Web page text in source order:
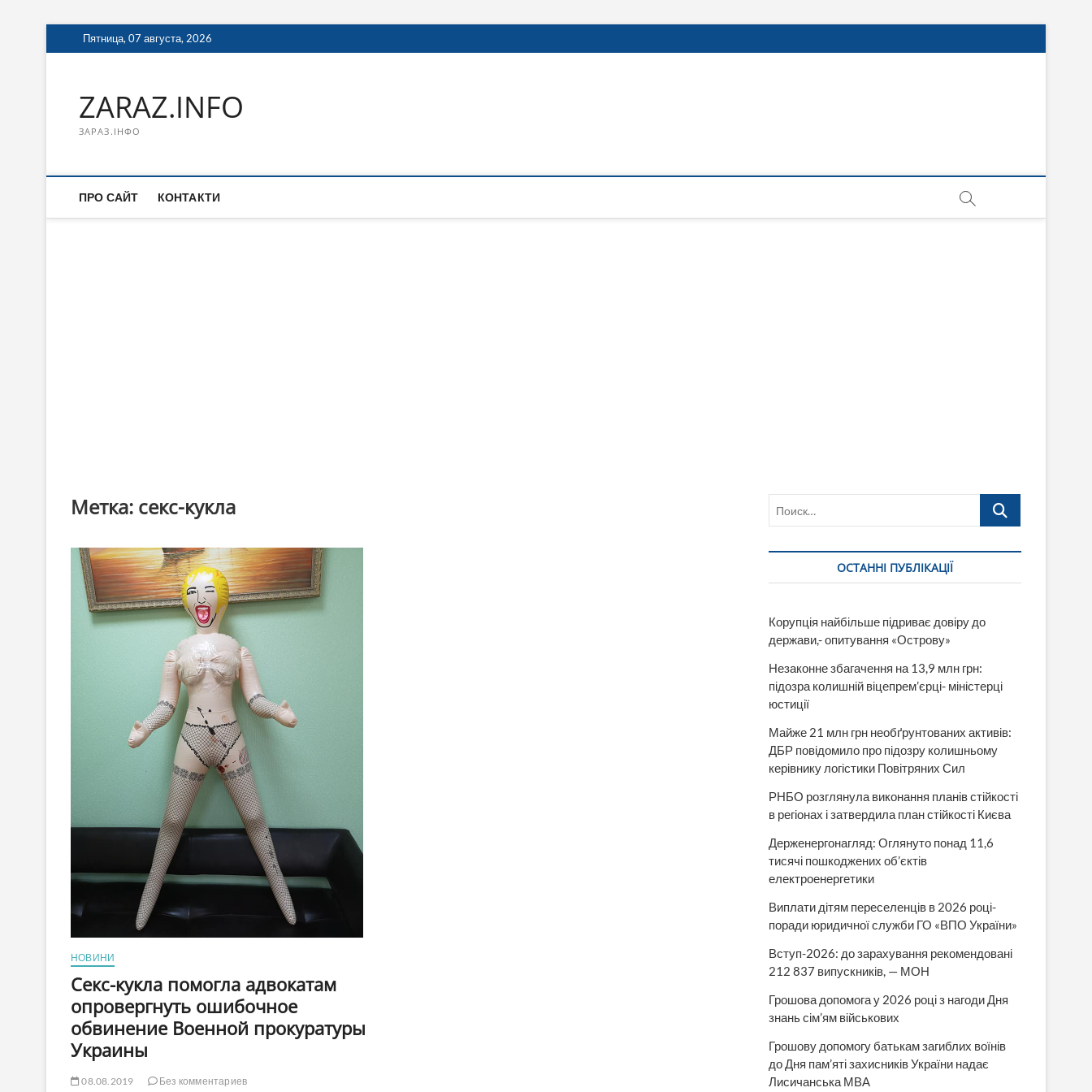
Перейти
к
Пятница, 07 августа, 2026
ZARAZ.INFO
ЗАРАЗ.ІНФО
ПРО САЙТ КОНТАКТИ
Метка: секс-кукла
НОВИНИ
Секс-кукла помогла адвокатам
опровергнуть ошибочное
обвинение Военной прокуратуры
Украины
08.08.2019
Без комментариев
Поиск…
ОСТАННІ ПУБЛІКАЦІЇ
Корупція найбільше підриває довіру до
держави,- опитування «Острову»
Незаконне збагачення на 13,9 млн грн:
підозра колишній віцепрем’єрці- міністерці
юстиції
Майже 21 млн грн необґрунтованих активів:
ДБР повідомило про підозру колишньому
керівнику логістики Повітряних Сил
РНБО розглянула виконання планів стійкості
в регіонах і затвердила план стійкості Києва
Держенергонагляд: Оглянуто понад 11,6
тисячі пошкоджених об’єктів
електроенергетики
Виплати дітям переселенців в 2026 році-
поради юридичної служби ГО «ВПО України»
Вступ-2026: до зарахування рекомендовані
212 837 випускників, — МОН
Грошова допомога у 2026 році з нагоди Дня
знань сім’ям військових
Грошову допомогу батькам загиблих воїнів
до Дня пам’яті захисників України надає
Лисичанська МВА